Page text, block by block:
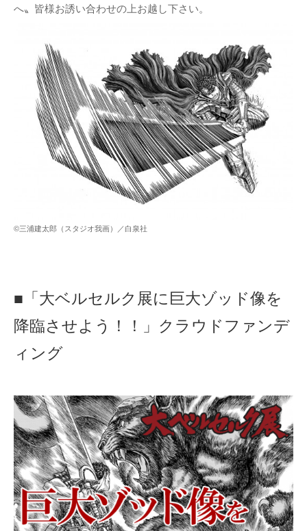
へ〟皆様お誘い合わせの上お越し下さい。
©三浦建太郎（スタジオ我画）／白泉社
■「大ベルセルク展に巨大ゾッド像を
降臨させよう！！」クラウドファンデ
ィング